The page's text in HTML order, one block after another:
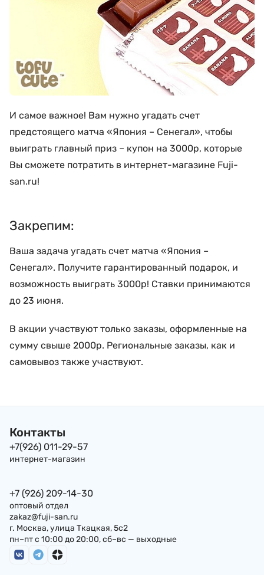
И самое важное! Вам нужно угадать счет
предстоящего матча «Япония – Сенегал», чтобы
выиграть главный приз – купон на 3000р, которые
Вы сможете потратить в интернет-магазине Fuji-
san.ru!
Закрепим:
Ваша задача угадать счет матча «Япония –
Сенегал». Получите гарантированный подарок, и
возможность выиграть 3000р! Ставки принимаются
до 23 июня.
В акции участвуют только заказы, оформленные на
сумму свыше 2000р. Региональные заказы, как и
самовывоз также участвуют.
Контакты
+7(926) 011-29-57
интернет-магазин
+7 (926) 209-14-30
оптовый отдел
zakaz@fuji-san.ru
г. Москва, улица Ткацкая, 5с2
пн–пт с 10:00 до 20:00, сб–вс — выходные